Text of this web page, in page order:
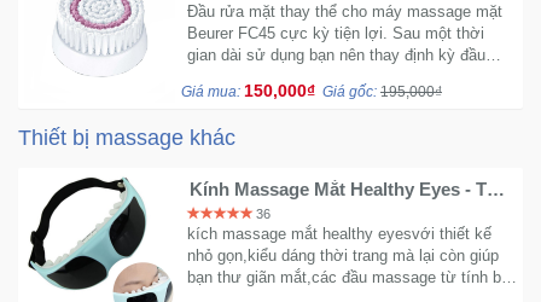
Thiết
Dụng
Đầu rửa mặt thay thể cho máy massage mặt
Beurer FC45 cực kỳ tiện lợi. Sau một thời
gian dài sử dụng bạn nên thay định kỳ đầu
Giá mua: 150,000₫ Giá gốc: 195,000₫
Thiết bị massage khác
Kính Massage Mắt Healthy Eyes - Thư
giản cực kỳ tuyệt vời
36
kích massage mắt healthy eyesvới thiết kế
nhỏ gọn,kiểu dáng thời trang mà lại còn giúp
bạn thư giãn mắt,các đầu massage từ tính bố